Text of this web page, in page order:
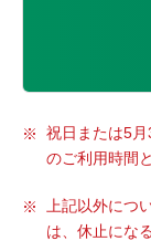
祝日または5
のご利用時間
上記以外につ
は、休止にな